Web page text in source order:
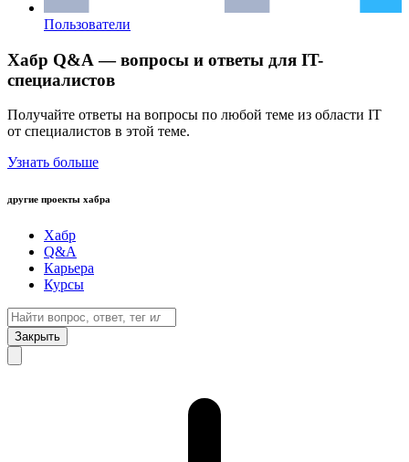
Пользователи
Хабр Q&A — вопросы и ответы для IT-
специалистов
Получайте ответы на вопросы по любой теме из области IT
от специалистов в этой теме.
Узнать больше
другие проекты хабра
Хабр
Q&A
Карьера
Курсы
Закрыть